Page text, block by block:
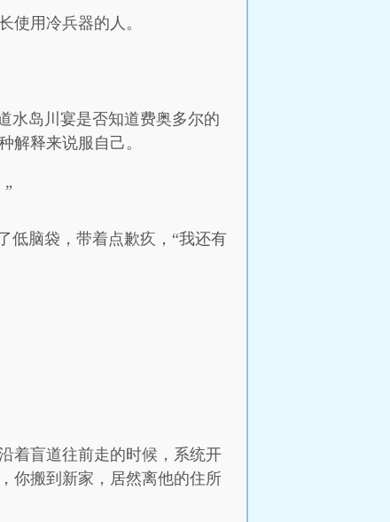
使用冷兵器的人。
水岛川宴是否知道费奥多尔的
释来说服自己。
低脑袋，带着点歉疚，“我还有
着盲道往前走的时候，系统开
你搬到新家，居然离他的住所